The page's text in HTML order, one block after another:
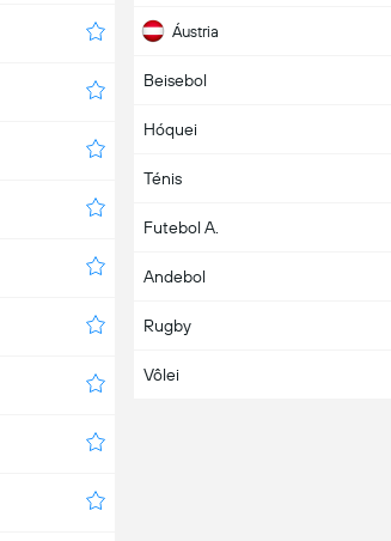
Áustria
Bélgica
Bolívia
Bósnia e Herzegovina
Brasil
Bulgária
Camarões
Canadá
Beisebol
Hóquei
Ténis
Futebol A.
Andebol
Rugby
Vôlei